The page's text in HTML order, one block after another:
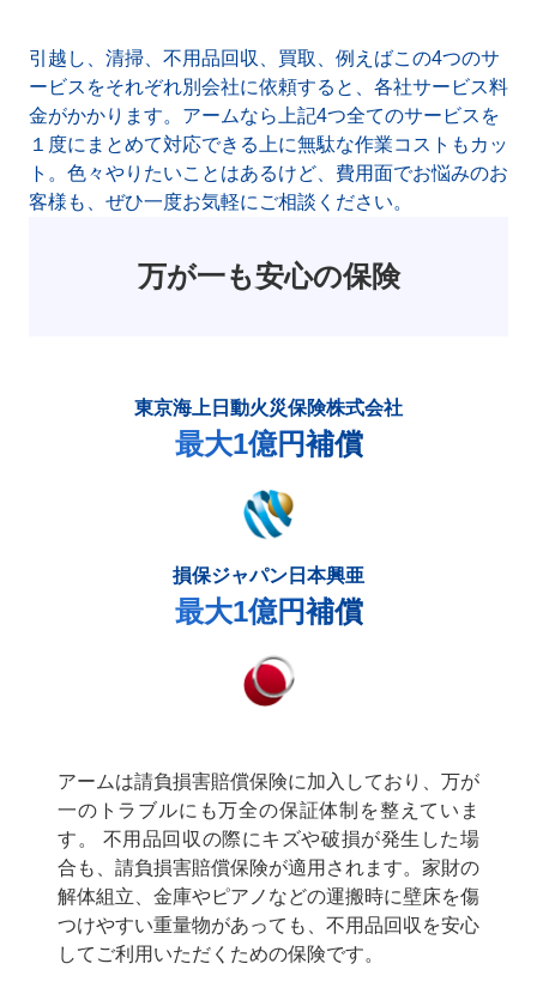
引越し、清掃、不用品回収、買取、例えばこの4つのサ
ービスをそれぞれ別会社に依頼すると、各社サービス料
金がかかります。アームなら上記4つ全てのサービスを
１度にまとめて対応できる上に無駄な作業コストもカッ
ト。色々やりたいことはあるけど、費用面でお悩みのお
客様も、ぜひ一度お気軽にご相談ください。
万が一も安心の保険
東京海上日動火災保険株式会社
最大1億円補償
損保ジャパン日本興亜
最大1億円補償
アームは請負損害賠償保険に加入しており、万が
一のトラブルにも万全の保証体制を整えていま
す。 不用品回収の際にキズや破損が発生した場
合も、請負損害賠償保険が適用されます。家財の
解体組立、金庫やピアノなどの運搬時に壁床を傷
つけやすい重量物があっても、不用品回収を安心
してご利用いただくための保険です。